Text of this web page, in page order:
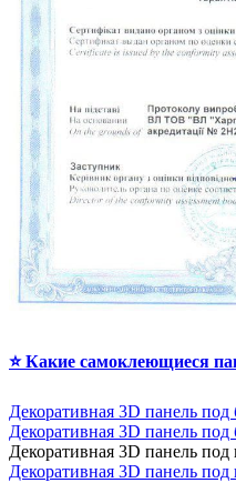
⭐ Какие самоклеющиеся
Декоративная 3D панель
Декоративная 3D панель
Декоративная 3D панель
Декоративная 3D панель